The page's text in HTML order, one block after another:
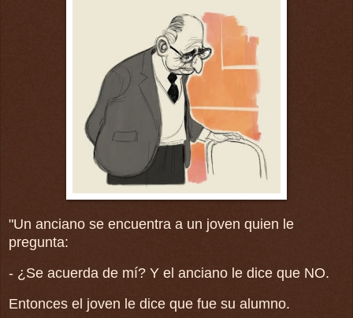
"Un anciano se encuentra a un joven quien le
pregunta:
- ¿Se acuerda de mí? Y el anciano le dice que NO.
Entonces el joven le dice que fue su alumno.